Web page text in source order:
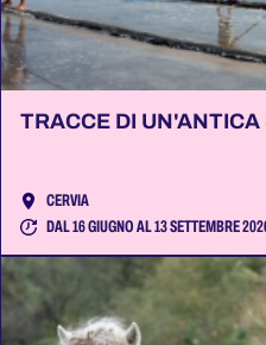
TRACCE DI
CERVIA
DAL 16 GIUGNO AL 13 SETTEMBRE